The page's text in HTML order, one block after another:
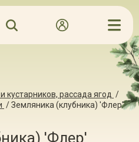
рассада ягод /
/Земляника (клубника) 'Флер'
'Флер'